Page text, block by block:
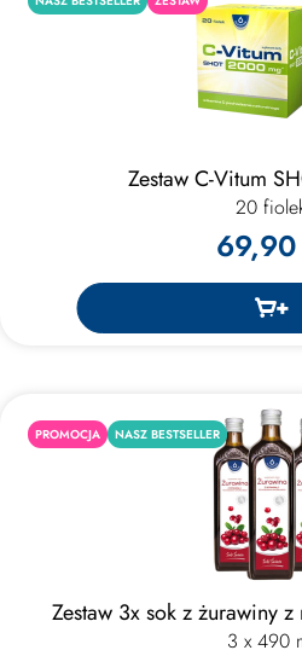
Zestaw C-Vitum
20
69,90
PROMOCJA NASZ BESTSELLER
Zestaw 3x sok z żurawiny
3 x 490